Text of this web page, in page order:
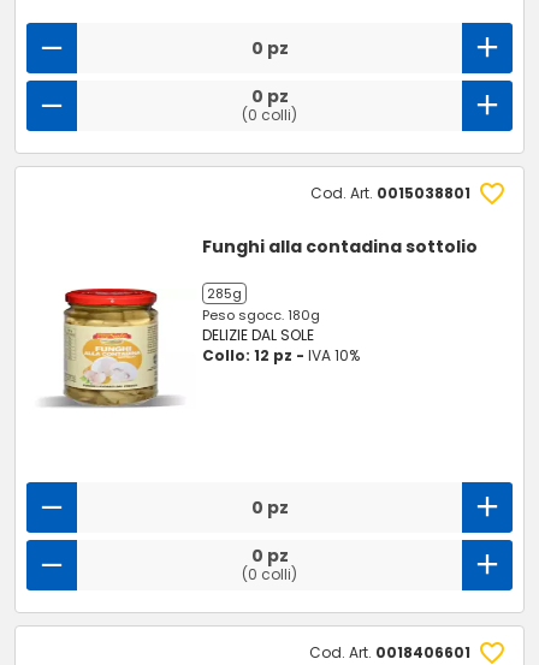
0 pz
0 pz
(0 colli)
Cod. Art. 0015038801
Funghi alla contadina sottolio
285g
Peso sgocc. 180g
DELIZIE DAL SOLE
Collo: 12 pz -IVA 10%
0 pz
0 pz
(0 colli)
Cod. Art. 0018406601